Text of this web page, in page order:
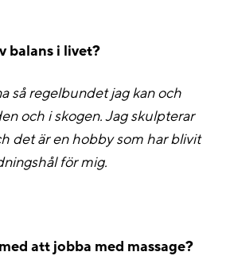
balans i livet?
så regelbundet jag kan och
och i skogen. Jag skulpterar
det är en hobby som har blivit
för mig.
att jobba med massage?